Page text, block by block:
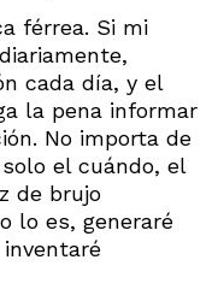
férrea. Si mi
cada día, y el
la pena informar
No importa de
el cuándo, el
de brujo
lo es, generaré